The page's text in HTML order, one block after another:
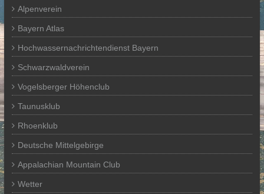
Alpenverein
Bayern Atlas
Hochwassernachrichtendienst Bayern
Schwarzwaldverein
Vogelsberger Höhenclub
Taunusklub
Rhoenklub
Deutsche Mittelgebirge
Appalachian Mountain Club
Wetter